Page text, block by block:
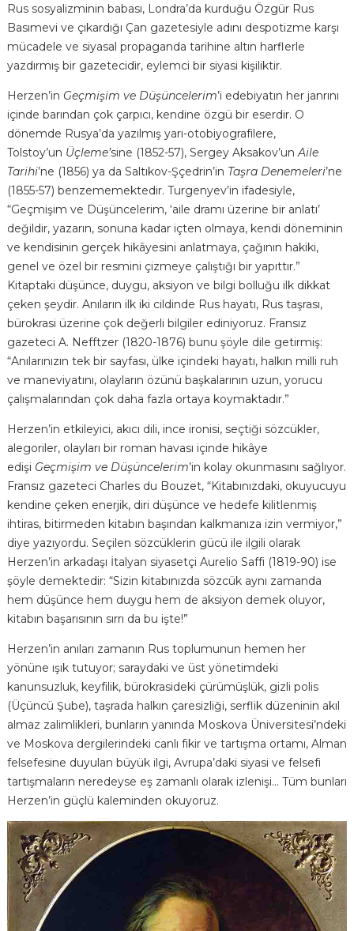
Rus sosyalizminin babası, Londra’da kurduğu Özgür Rus
Basımevi ve çıkardığı Çan gazetesiyle adını despotizme karşı
mücadele ve siyasal propaganda tarihine altın harflerle
yazdırmış bir gazetecidir, eylemci bir siyasi kişiliktir.
Herzen’in Geçmişim ve Düşüncelerim’i edebiyatın her janrını
içinde barından çok çarpıcı, kendine özgü bir eserdir. O
dönemde Rusya’da yazılmış yarı-otobiyografilere,
Tolstoy’un Üçleme’sine (1852-57), Sergey Aksakov’un Aile
Tarihi’ne (1856) ya da Saltıkov-Şçedrin’in Taşra Denemeleri’ne
(1855-57) benzememektedir. Turgenyev’in ifadesiyle,
“Geçmişim ve Düşüncelerim, ‘aile dramı üzerine bir anlatı’
değildir, yazarın, sonuna kadar içten olmaya, kendi döneminin
ve kendisinin gerçek hikâyesini anlatmaya, çağının hakiki,
genel ve özel bir resmini çizmeye çalıştığı bir yapıttır.”
Kitaptaki düşünce, duygu, aksiyon ve bilgi bolluğu ilk dikkat
çeken şeydir. Anıların ilk iki cildinde Rus hayatı, Rus taşrası,
bürokrasi üzerine çok değerli bilgiler ediniyoruz. Fransız
gazeteci A. Nefftzer (1820-1876) bunu şöyle dile getirmiş:
“Anılarınızın tek bir sayfası, ülke içindeki hayatı, halkın milli ruh
ve maneviyatını, olayların özünü başkalarının uzun, yorucu
çalışmalarından çok daha fazla ortaya koymaktadır.”
Herzen’in etkileyici, akıcı dili, ince ironisi, seçtiği sözcükler,
alegoriler, olayları bir roman havası içinde hikâye
edişi Geçmişim ve Düşüncelerim’in kolay okunmasını sağlıyor.
Fransız gazeteci Charles du Bouzet, “Kitabınızdaki, okuyucuyu
kendine çeken enerjik, diri düşünce ve hedefe kilitlenmiş
ihtiras, bitirmeden kitabın başından kalkmanıza izin vermiyor,”
diye yazıyordu. Seçilen sözcüklerin gücü ile ilgili olarak
Herzen’in arkadaşı İtalyan siyasetçi Aurelio Saffi (1819-90) ise
şöyle demektedir: “Sizin kitabınızda sözcük aynı zamanda
hem düşünce hem duygu hem de aksiyon demek oluyor,
kitabın başarısının sırrı da bu işte!”
Herzen’in anıları zamanın Rus toplumunun hemen her
yönüne ışık tutuyor; saraydaki ve üst yönetimdeki
kanunsuzluk, keyfilik, bürokrasideki çürümüşlük, gizli polis
(Üçüncü Şube), taşrada halkın çaresizliği, serflik düzeninin akıl
almaz zalimlikleri, bunların yanında Moskova Üniversitesi’ndeki
ve Moskova dergilerindeki canlı fikir ve tartışma ortamı, Alman
felsefesine duyulan büyük ilgi, Avrupa’daki siyasi ve felsefi
tartışmaların neredeyse eş zamanlı olarak izlenişi… Tüm bunları
Herzen’in güçlü kaleminden okuyoruz.